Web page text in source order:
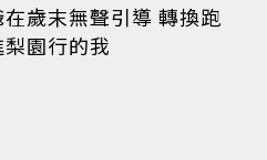
歲末無聲引導 轉換跑
園行的我